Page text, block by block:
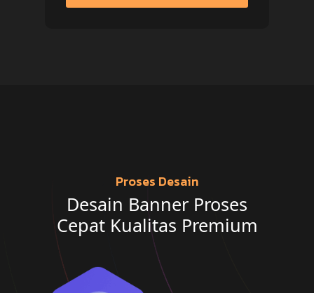
Proses Desain
Desain Banner Proses
Cepat Kualitas Premium